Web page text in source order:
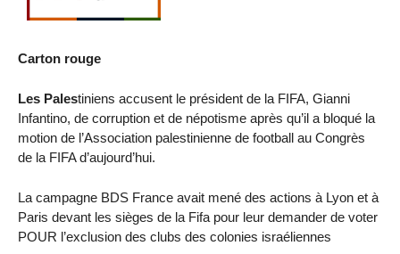
Carton rouge
Les Palestiniens accusent le président de la FIFA, Gianni
Infantino, de corruption et de népotisme après qu’il a bloqué la
motion de l’Association palestinienne de football au Congrès
de la FIFA d’aujourd’hui.
La campagne BDS France avait mené des actions à Lyon et à
Paris devant les sièges de la Fifa pour leur demander de voter
POUR l’exclusion des clubs des colonies israéliennes